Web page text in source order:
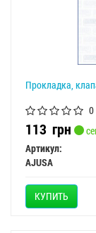
Прокладка,
0
113 грн
Артикул:
AJUSA
КУПИТЬ